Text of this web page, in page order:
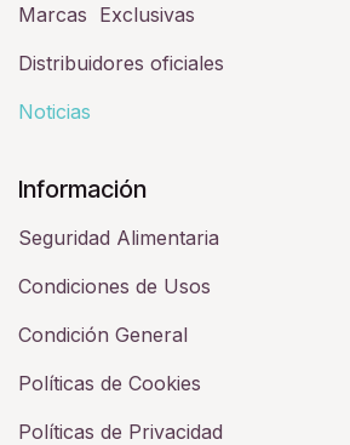
Marcas Exclusivas
Distribuidores oficiales
Noticias
Información
Seguridad Alimentaria
Condiciones de Usos
Condición General
Políticas de Cookies
Políticas de Privacidad